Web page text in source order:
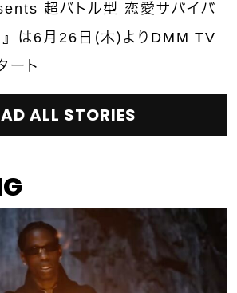
超バトル型 恋愛サバイバ
は6月26日（木）よりDMM TV
ート
ALL STORIES